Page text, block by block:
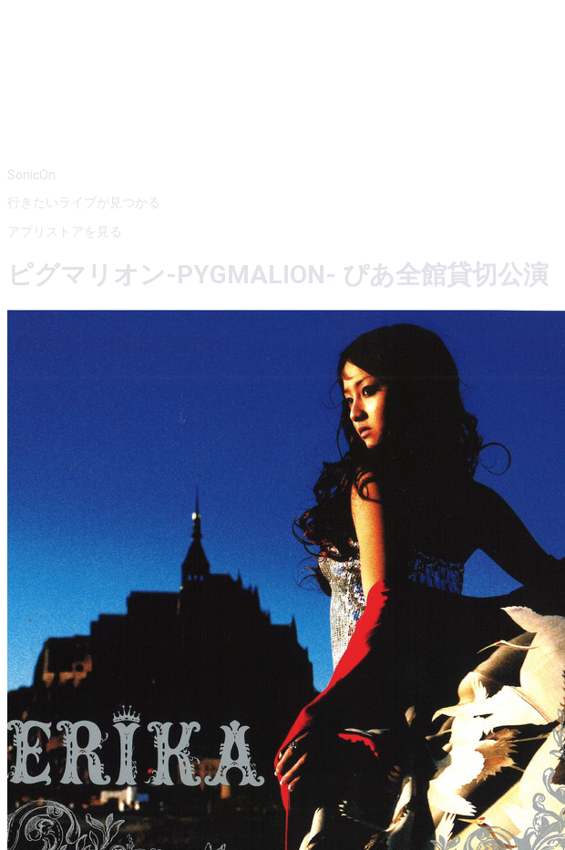
SonicOn
行きたいライブが見つかる
アプリストアを見る
ピグマリオン-PYGMALION- ぴあ全館貸切公演